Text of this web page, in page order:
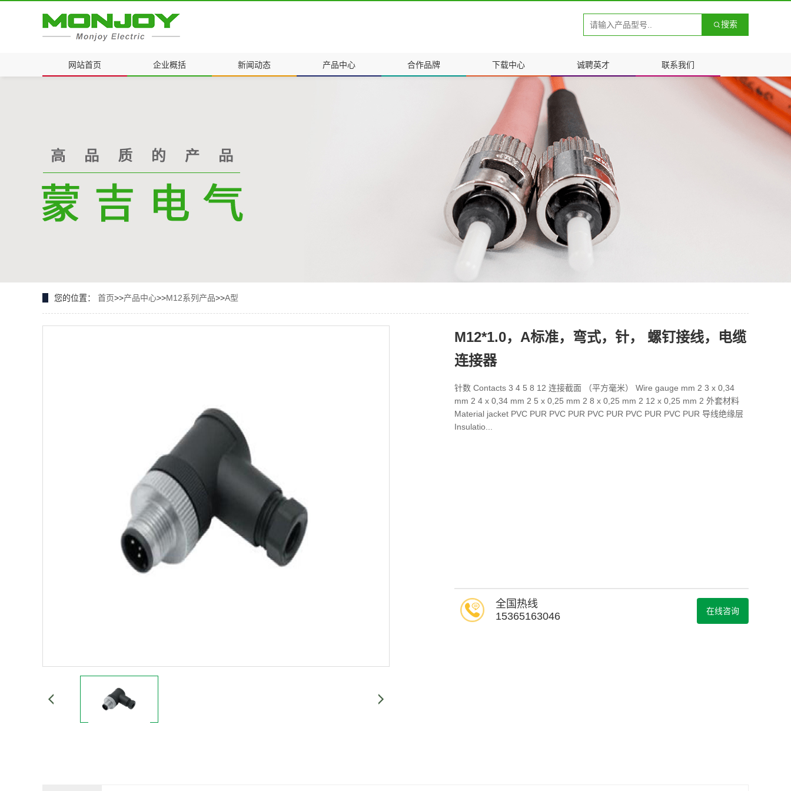
搜索
网站首页 企业概括 新闻动态 产品中心 合作品牌 下载中心 诚聘英才 联系我们
您的位置： 首页>>产品中心>>M12系列产品>>A型
M12*1.0，A标准，弯式，针， 螺钉接线，电缆
连接器
针数 Contacts 3 4 5 8 12 连接截面 （平方毫米） Wire gauge mm 2 3 x 0,34
mm 2 4 x 0,34 mm 2 5 x 0,25 mm 2 8 x 0,25 mm 2 12 x 0,25 mm 2 外套材料
Material jacket PVC PUR PVC PUR PVC PUR PVC PUR PVC PUR 导线绝缘层
Insulatio...
在线咨询
全国热线
15365163046